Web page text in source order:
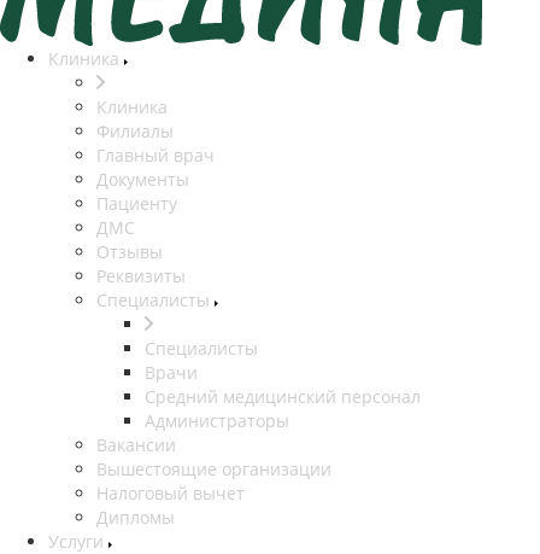
Клиника
Клиника
Филиалы
Главный врач
Документы
Пациенту
ДМС
Отзывы
Реквизиты
Специалисты
Специалисты
Врачи
Средний медицинский персонал
Администраторы
Вакансии
Вышестоящие организации
Налоговый вычет
Дипломы
Услуги